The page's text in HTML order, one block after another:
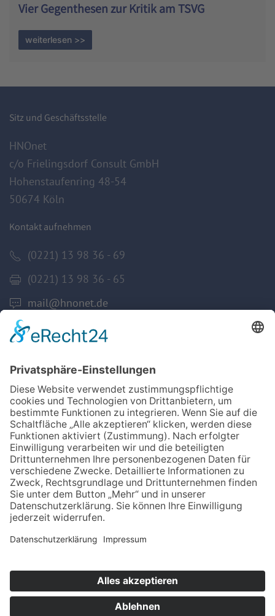
Vier Gegenthesen zur Kritik am TSVG
weiterlesen >>
Sitz und Geschäftsstelle
HNOnet
c/o Frielingsdorf Consult GmbH
Hohenstaufenring 48-54
50674 Köln
Kontakt aufnehmen
(0221) 13 98 36 - 69
(0221) 13 98 36 - 65
mail@hnonet.de
Services
Für MFA
Arztsuche
Mitgliederbereich
Informationen
Datenschutz
Impressum
Aktuelles
Bei LinkedIn folgen